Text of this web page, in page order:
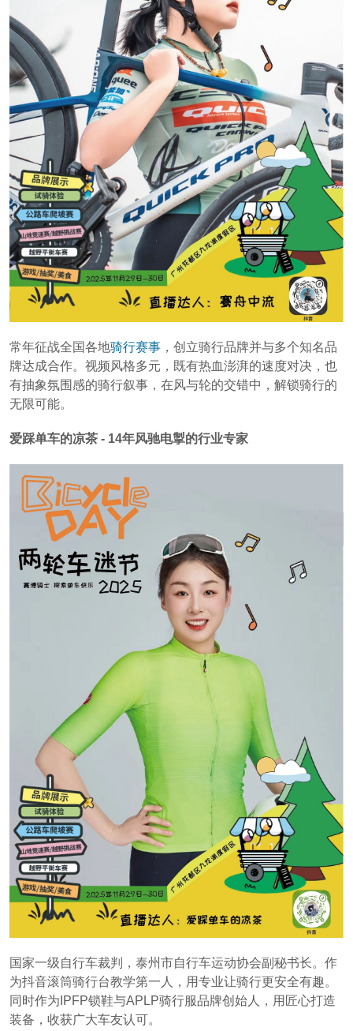
常年征战全国各地骑行赛事 ，创立骑行品牌并与多个知名品
牌达成合作。视频风格多元，既有热血澎湃的速度对决，也
有抽象氛围感的骑行叙事，在风与轮的交错中，解锁骑行的
无限可能。
爱踩单车的凉茶 - 14年风驰电掣的行业专家
国家一级自行车裁判，泰州市自行车运动协会副秘书长。作
为抖音滚筒骑行台教学第一人，用专业让骑行更安全有趣。
同时作为IPFP锁鞋与APLP骑行服品牌创始人，用匠心打造
装备，收获广大车友认可。